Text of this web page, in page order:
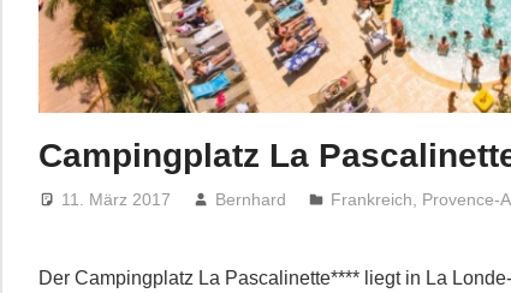
Campingplatz La
11. März 2017 Bernhard Frankreich, Provence-
Der Campingplatz La Pascalinette**** liegt in La